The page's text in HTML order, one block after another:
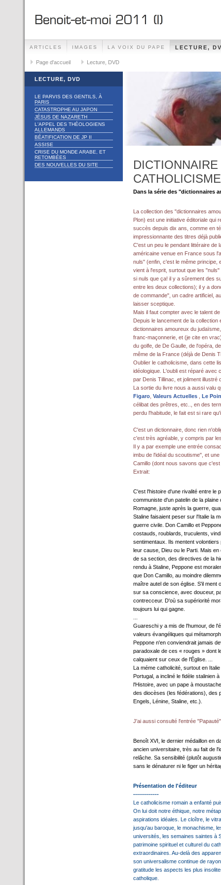
ARTICLES IMAGES LA VOIX DU PAPE LECTURE,
Page d'accueil Lecture, DVD
LECTURE, DVD
LE PARVIS DES GENTILS, À
PARIS
CATASTROPHE AU JAPON
JÉSUS DE NAZARETH
L'APPEL DES THÉOLOGIENS
ALLEMANDS
BÉATIFICATION DE JP II
ASSISE
CRISE DU MONDE ARABE, ET
RETOMBÉES
DES NOUVELLES DU SITE
CATHOLICISME
Dans la série des "dictionnaires
La collection des "dictionnaires
Plon) est une initiative éditoriale qui
succès depuis dix ans, comme en
impressionnante des titres déjà
C'est un peu le pendant littéraire de
américaine venue en France sous
nuls" (enfin, c'est le même principe,
vient à l'esprit, surtout que les
si nuls que ça! il y a sûrement des
entre les deux collections); il y a
de commande", un cadre artificiel,
laisser sceptique.
Mais il faut compter avec le talent de
Depuis le lancement de la collection
dictionnaires amoureux du
franc-maçonnerie, et (je cite en
du golfe, de De Gaulle, de l'opéra,
même de la France (déjà de Denis
Oublier le catholicisme, dans cette
idéologique. L'oubli est réparé avec
par Denis Tillinac, et joliment illustré
La sortie du livre nous a aussi valu
Figaro Valeurs Actuelles
Le
célibat des prêtres, etc.., en des
perdu l'habitude, le fait est si rare
C'est un dictionnaire, donc rien
c'est très agréable, y compris par
Il y a par exemple une entrée
imbu de l'idéal du scoutisme", et
Camillo (dont nous savons que
Extrait:
C'est l'histoire d'une rivalité entre le
communiste d'un patelin de la plaine
Romagne, juste après la guerre,
Staline faisaient peser sur l'Italie la
guerre civile. Don Camillo et
costauds, roublards, truculents,
sentimentaux. Ils mentent volontiers
leur cause, Dieu ou le Parti. Mais
de sa section, des directives de la
rendu à Staline, Peppone est
que Don Camillo, au moindre
maître autel de son église. S'il ment
sur sa conscience, avec douceur,
contrecceur. D'où sa supériorité
toujours lui qui gagne.
Guareschi y a mis de l'humour, de
valeurs évangéliques qui
Peppone n'en conviendrait jamais
paradoxale de ces « rouges » dont
calquaient sur ceux de l'Église. ...
La méme catholicité, surtout en
Portugal, a incliné le fidèle stalinien
l'Histoire, avec un pape à
des diocèses (les fédérations), des
Engels, Lénine, Staline, etc.).
J'ai aussi consulté l'entrée
Benoît XVI, le dernier médaillon en
ancien universitaire, très au fait de
relâche. Sa sensibilité (plutôt
sans le dénaturer ni le figer un
Présentation de l'éditeur
-------------
Le catholicisme romain a enfanté
On lui doit notre éthique, notre
aspirations idéales. Le cloître, le
jusqu'au baroque, le monachisme,
universités, les semaines saintes à
patrimoine spirituel et culturel du
extraordinaires. Au-delà des
son universalisme continue de
gratitude les aspects les plus
catholique.